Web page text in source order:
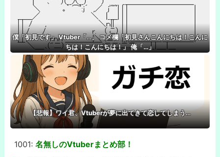
僕「初見です」 Vtuber「…」 コメ欄「初見さんこんにちは！こんに
ちは！こんにちは！」 俺「…」
【悲報】ワイ君、Vtuberが夢に出てきて恋してしまう…
1001: 名無しのVtuberまとめ部！